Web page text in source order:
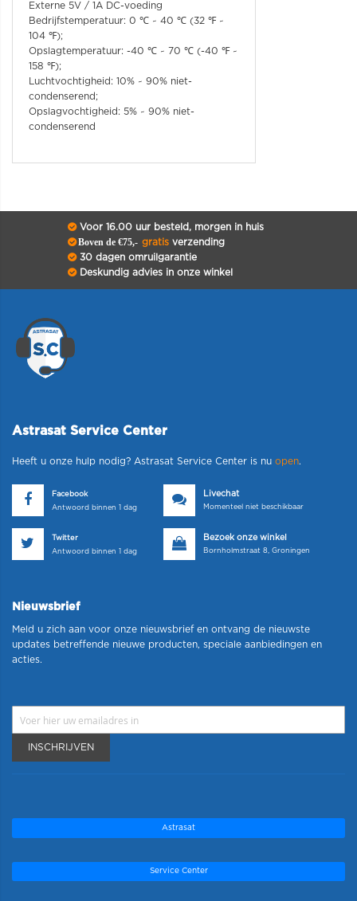
Externe 5V / 1A DC-voeding
Bedrijfstemperatuur: 0 ℃ ~ 40 ℃ (32 ℉ ~
104 ℉);
Opslagtemperatuur: -40 ℃ ~ 70 ℃ (-40 ℉ ~
158 ℉);
Luchtvochtigheid: 10% ~ 90% niet-
condenserend;
Opslagvochtigheid: 5% ~ 90% niet-
condenserend
Voor 16.00 uur besteld, morgen in huis
Boven de €75,- gratisverzending
30 dagen omruilgarantie
Deskundig advies in onze winkel
Astrasat Service Center
Heeft u onze hulp nodig? Astrasat Service Center is nu open.
Facebook
Antwoord binnen 1 dag
Livechat
Momenteel niet beschikbaar
Twitter
Antwoord binnen 1 dag
Bezoek onze winkel
Bornholmstraat 8, Groningen
Nieuwsbrief
Meld u zich aan voor onze nieuwsbrief en ontvang de nieuwste
updates betreffende nieuwe producten, speciale aanbiedingen en
acties.
INSCHRIJVEN
Astrasat
Service Center